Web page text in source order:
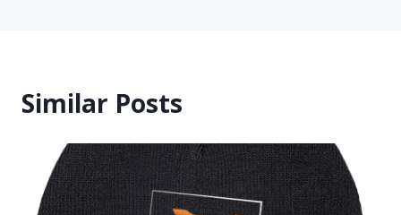
Similar Posts